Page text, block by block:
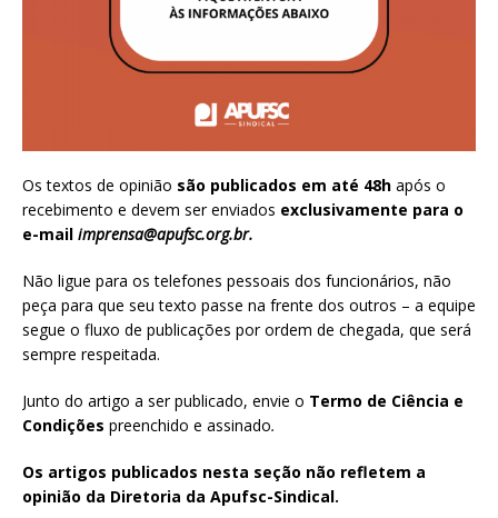
Os textos de opinião são publicados em até 48h após o
recebimento e devem ser enviados exclusivamente para o
e-mail imprensa@apufsc.org.br.
Não ligue para os telefones pessoais dos funcionários, não
peça para que seu texto passe na frente dos outros – a equipe
segue o fluxo de publicações por ordem de chegada, que será
sempre respeitada.
Junto do artigo a ser publicado, envie o Termo de Ciência e
Condições preenchido e assinado.
Os artigos publicados nesta seção não refletem a
opinião da Diretoria da Apufsc-Sindical.